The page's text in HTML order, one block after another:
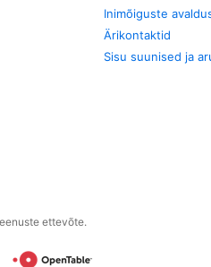
Inimõiguste
Ärikontaktid
Sisu suunised ja
ettevõte.